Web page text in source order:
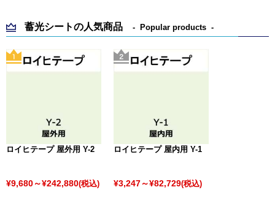
蓄光シートの人気商品 Popular products
ロイヒテープ 屋外用 Y-2
¥9,680～¥242,880(税込)
ロイヒテープ 屋内用 Y-1
¥3,247～¥82,729(税込)